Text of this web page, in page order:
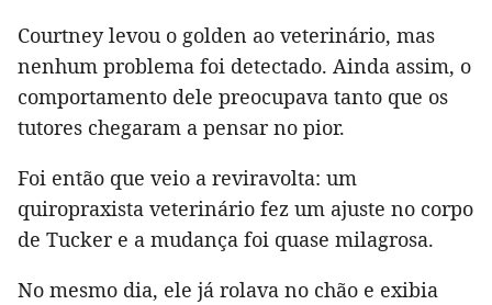
Courtney levou o golden ao veterinário, mas
nenhum problema foi detectado. Ainda assim, o
comportamento dele preocupava tanto que os
tutores chegaram a pensar no pior.
Foi então que veio a reviravolta: um
quiropraxista veterinário fez um ajuste no corpo
de Tucker e a mudança foi quase milagrosa.
No mesmo dia, ele já rolava no chão e exibia